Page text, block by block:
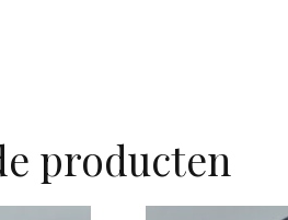
producten